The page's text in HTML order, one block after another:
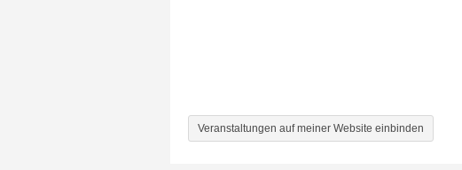
Veranstaltungen auf meiner Website einbinden